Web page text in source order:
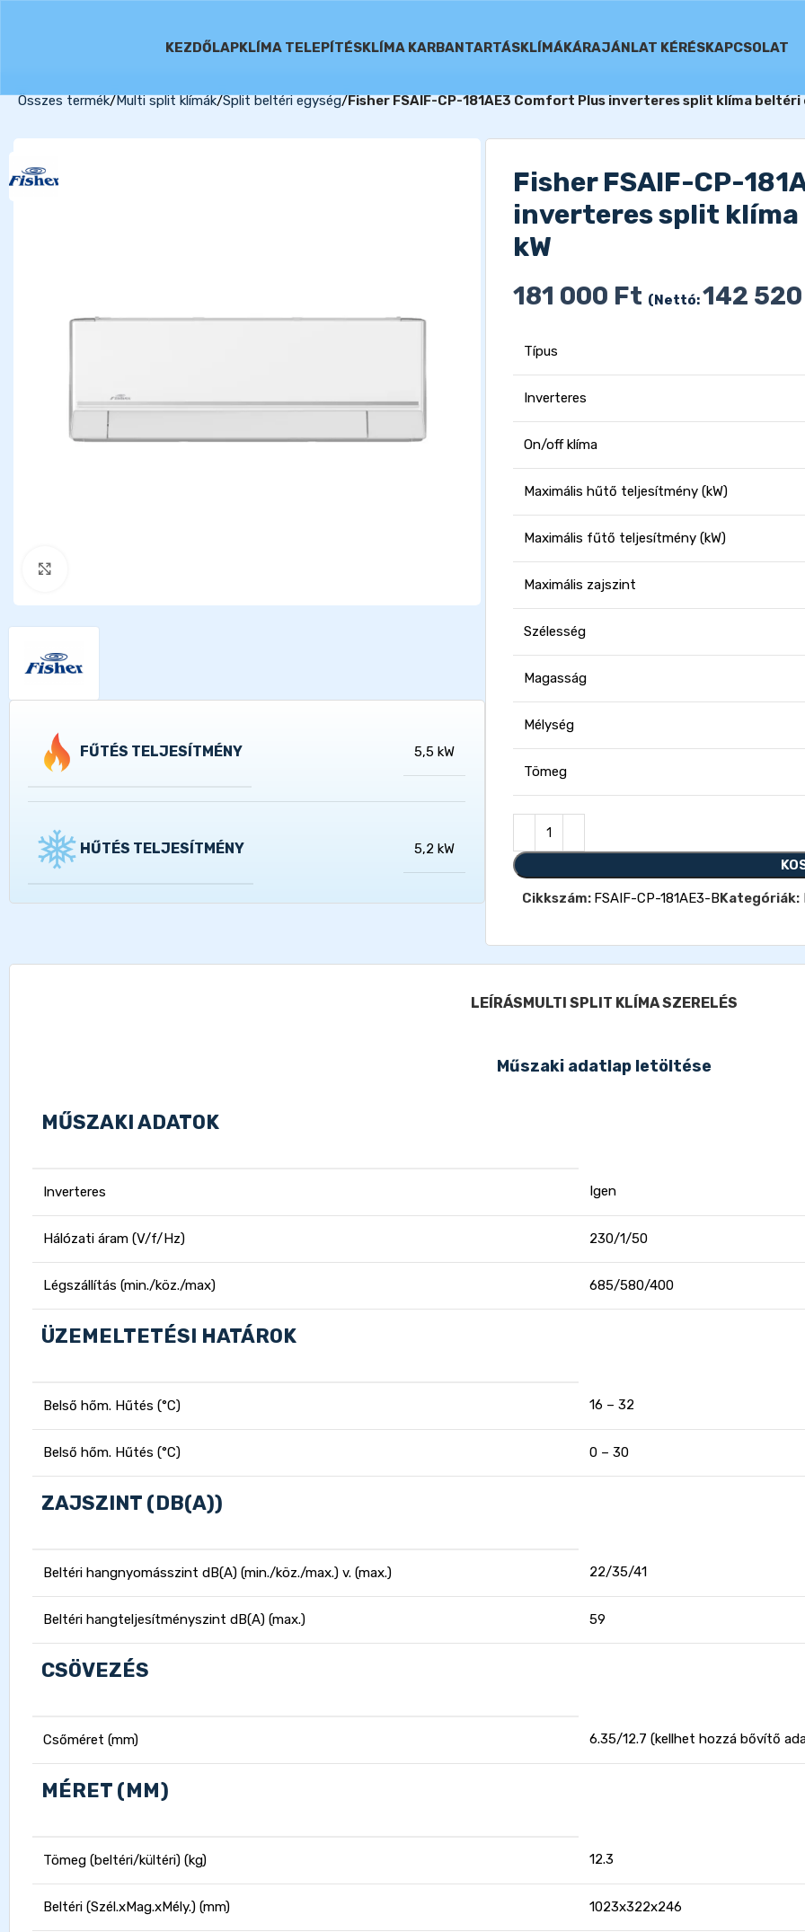
KEZDŐLAPKLÍMA TELEPÍTÉSKLÍMA KARBANTARTÁSKLÍMÁKÁRAJÁNLAT KÉRÉSKAPCSOLAT
Összes termék Multi split klímák Split beltéri egység Fisher FSAIF-CP-181AE3 Comfort Plus inverteres split klíma beltéri
FŰTÉS TELJESÍTMÉNY 5,5 kW
HŰTÉS TELJESÍTMÉNY 5,2 kW
Fisher FSAIF-CP-
inverteres split klíma
kW
181 000 Ft (Nettó:142 520
Típus
Inverteres
On/off klíma
Maximális hűtő teljesítmény (kW)
Maximális fűtő teljesítmény (kW)
Maximális zajszint
Szélesség
Magasság
Mélység
Tömeg
Cikkszám: FSAIF-CP-181AE3-BKategóriák:
LEÍRÁSMULTI SPLIT KLÍMA SZERELÉS
Műszaki adatlap letöltése
MŰSZAKI ADATOK
Inverteres Igen
Hálózati áram (V/f/Hz) 230/1/50
Légszállítás (min./köz./max) 685/580/400
ÜZEMELTETÉSI HATÁROK
Belső hőm. Hűtés (°C) 16 – 32
Belső hőm. Hűtés (°C) 0 – 30
ZAJSZINT (DB(A))
Beltéri hangnyomásszint dB(A) (min./köz./max.) v. (max.) 22/35/41
Beltéri hangteljesítményszint dB(A) (max.) 59
CSÖVEZÉS
Csőméret (mm) 6.35/12.7 (kellhet hozzá bővítő
MÉRET (MM)
Tömeg (beltéri/kültéri) (kg) 12.3
Beltéri (Szél.xMag.xMély.) (mm) 1023x322x246